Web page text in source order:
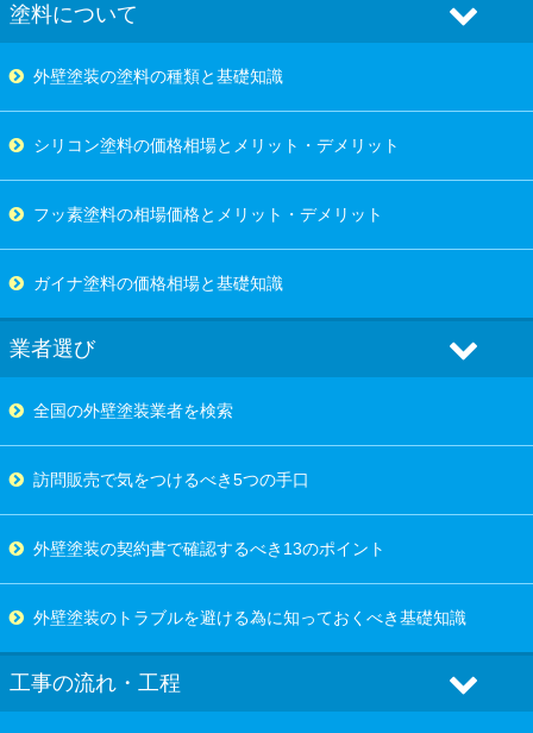
塗料について
外壁塗装の塗料の種類と基礎知識
シリコン塗料の価格相場とメリット・デメリット
フッ素塗料の相場価格とメリット・デメリット
ガイナ塗料の価格相場と基礎知識
業者選び
全国の外壁塗装業者を検索
訪問販売で気をつけるべき5つの手口
外壁塗装の契約書で確認するべき13のポイント
外壁塗装のトラブルを避ける為に知っておくべき基礎知識
工事の流れ・工程